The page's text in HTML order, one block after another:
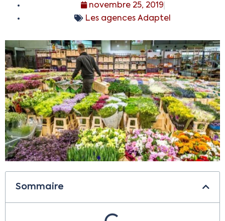
novembre 25, 2019
Les agences Adaptel
Sommaire